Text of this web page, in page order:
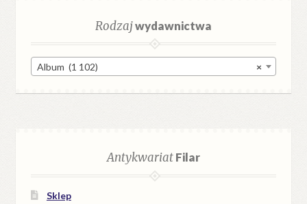
Rodzajwydawnictwa
×
Album (1 102)
AntykwariatFilar
Sklep